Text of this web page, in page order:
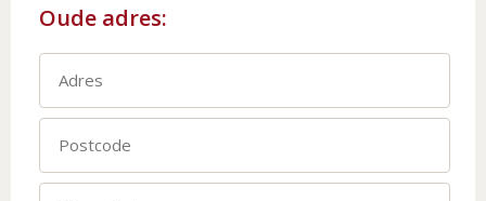
Oude adres: